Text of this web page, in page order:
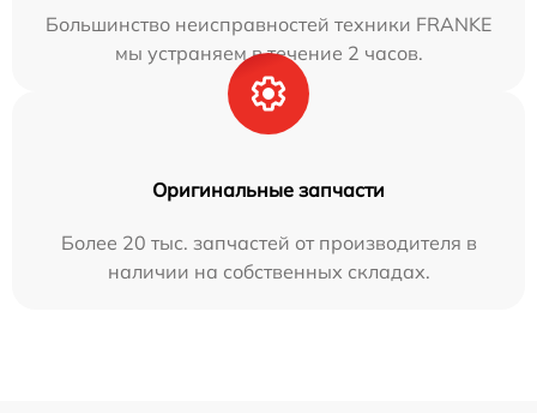
Большинство неисправностей техники FRANKE
мы устраняем в течение 2 часов.
Оригинальные запчасти
Более 20 тыс. запчастей от производителя в
наличии на собственных складах.